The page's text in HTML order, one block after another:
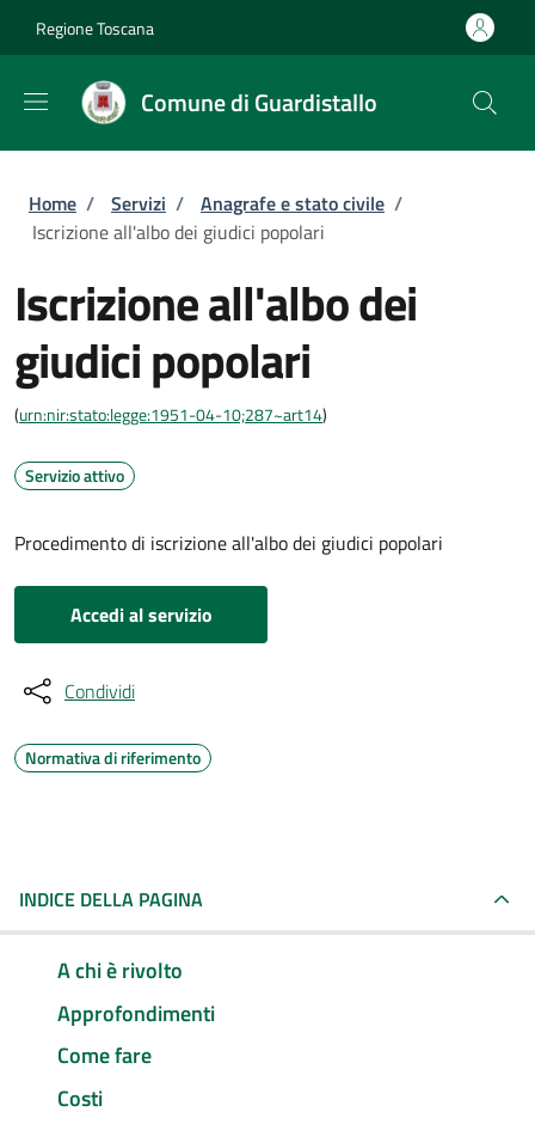
Regione Toscana
Comune di Guardistallo
Briciole di pane
Home / Servizi / Anagrafe e stato civile /
Iscrizione all'albo dei giudici popolari
Iscrizione all'albo dei
giudici popolari
(urn:nir:stato:legge:1951-04-10;287~art14)
Servizio attivo
Procedimento di iscrizione all'albo dei giudici popolari
Accedi al servizio
Condividi
Normativa di riferimento
INDICE DELLA PAGINA
A chi è rivolto
Approfondimenti
Come fare
Costi